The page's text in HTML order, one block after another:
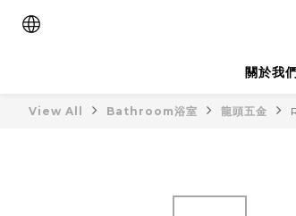
關於我
View All Bathroom浴室 龍頭五金